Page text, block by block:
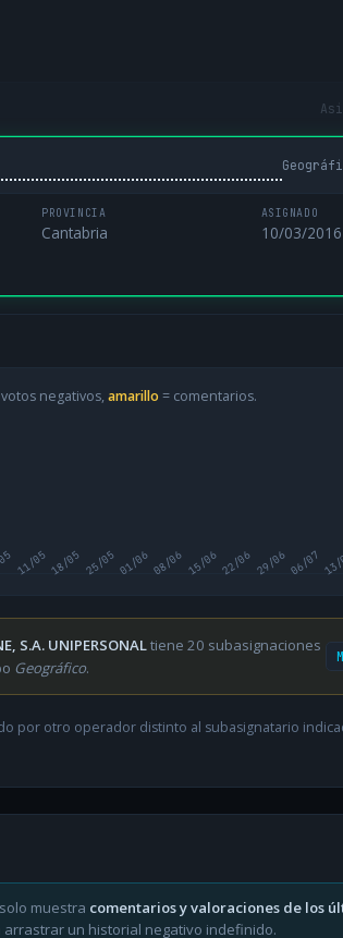
PROVINCIA
Cantabria
ASIGNADO
10/03/2016
negativos, amarillo = comentarios.
11/0518/05 25/0501/0608/06 15/0622/06 29/0606/07
S.A. UNIPERSONALtiene 20 subasignaciones
Geográfico.
otro operador distinto al subasignatario
muestra comentarios y valoraciones de los
un historial negativo indefinido.